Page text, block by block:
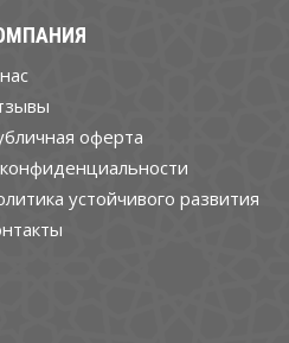
оферта
устойчивого развития